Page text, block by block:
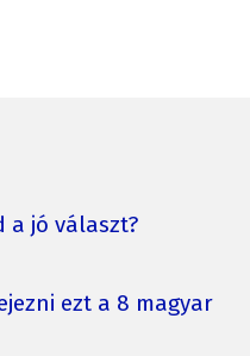
a jó választ?
ezt a 8 magyar